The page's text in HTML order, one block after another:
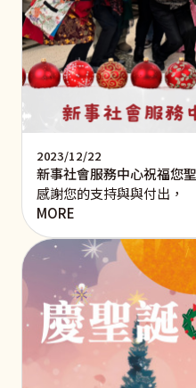
2023/12/22
新事社會服務中心祝福您
感謝您的支持與與付出，
MORE